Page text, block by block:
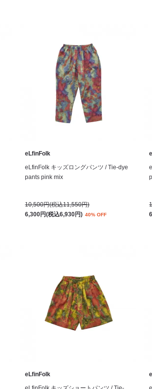
eLfinFolk
eLfinFolk キッズロングパンツ / Tie-dye
pants pink mix
10,500円(税込11,550円)
6,300円(税込6,930円) 40% OFF
eLfinFolk